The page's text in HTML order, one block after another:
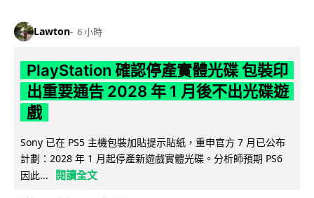
Lawton 6 小時
PlayStation 確認停產實體光碟 包裝印
出重要通告 2028 年 1 月後不出光碟遊
戲
Sony 已在 PS5 主機包裝加貼提示貼紙，重申官方 7 月已公布
計劃：2028 年 1 月起停產新遊戲實體光碟。分析師預期 PS6
因此...
閱讀全文